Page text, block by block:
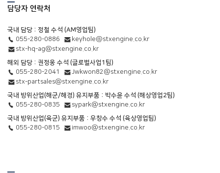
담당자 연락처
국내 담당 : 정철 수석 (AM영업팀)
055-280-0886
keyhole@stxengine.co.kr
stx-hq-ag@stxengine.co.kr
해외 담당 : 권정웅 수석 (글로벌사업1팀)
055-280-2041
Jwkwon82@stxengine.co.kr
stx-partsales@stxengine.co.kr
국내 방위산업(해군/해경) 유지부품 : 박수윤 수석 (해상영업2팀)
055-280-0835
sypark@stxengine.co.kr
국내 방위산업(육군) 유지부품 : 우창수 수석 (육상영업팀)
055-280-0815
imwoo@stxengine.co.kr